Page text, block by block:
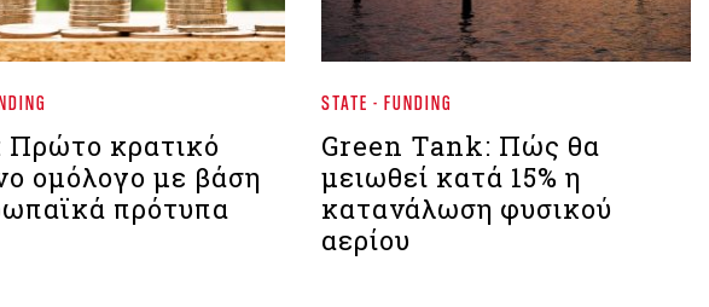
Πρώτο κρατικό
ομόλογο με βάση
πρότυπα
STATE - FUNDING
Green Tank: Πώς θα
μειωθεί κατά 15% η
κατανάλωση φυσικού
αερίου